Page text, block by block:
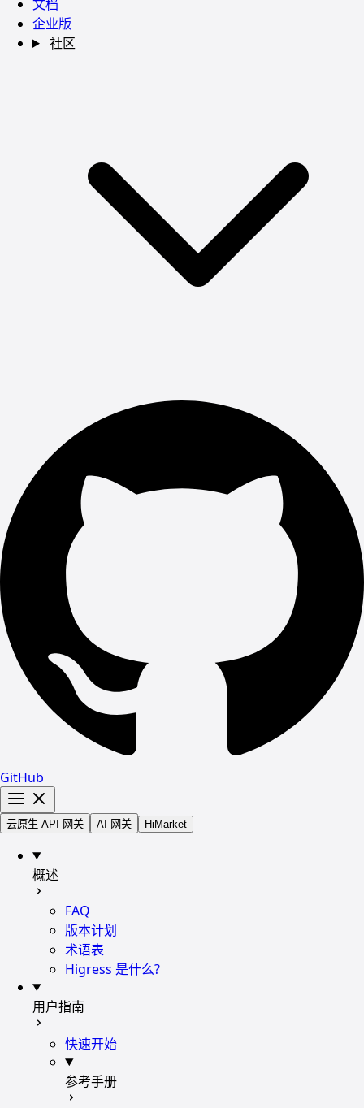
文档
企业版
社区
GitHub
云原生 API 网关 AI 网关 HiMarket
概述
FAQ
版本计划
术语表
Higress 是什么?
用户指南
快速开始
参考手册